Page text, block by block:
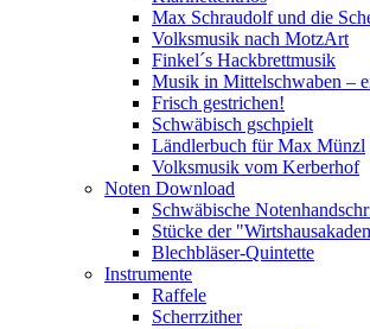
Max Schraudolf und die
Volksmusik nach MotzArt
Finkel´s Hackbrettmusik
Musik in Mittelschwaben –
Frisch gestrichen!
Schwäbisch gschpielt
Ländlerbuch für Max Münzl
Volksmusik vom Kerberhof
Noten Download
Schwäbische
Stücke der
Blechbläser-Quintette
Instrumente
Raffele
Scherrzither